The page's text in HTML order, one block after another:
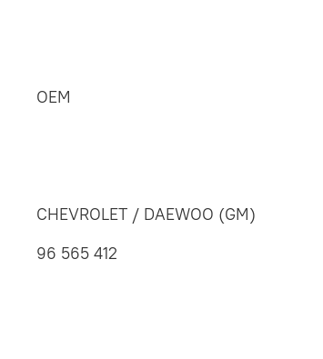
OEM
CHEVROLET / DAEWOO (GM)
96 565 412